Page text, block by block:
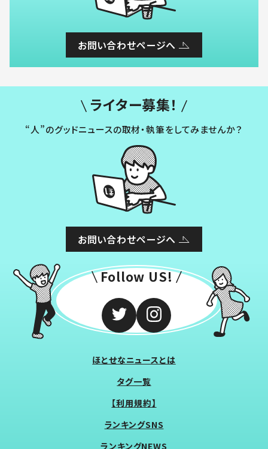
お問い合わせページへ
ライター募集！
“人”のグッドニュースの取材・執筆をしてみませんか？
お問い合わせページへ
Follow US!
ほとせなニュースとは
タグ一覧
【利用規約】
ランキングSNS
ランキングNEWS